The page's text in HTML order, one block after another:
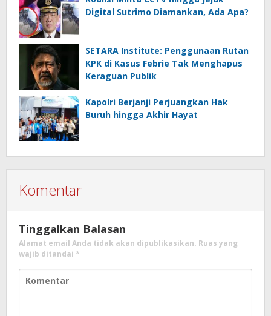
Digital Sutrimo Diamankan, Ada Apa?
SETARA Institute: Penggunaan Rutan
KPK di Kasus Febrie Tak Menghapus
Keraguan Publik
Kapolri Berjanji Perjuangkan Hak
Buruh hingga Akhir Hayat
Komentar
Tinggalkan Balasan
Alamat email Anda tidak akan dipublikasikan. Ruas yang
wajib ditandai *